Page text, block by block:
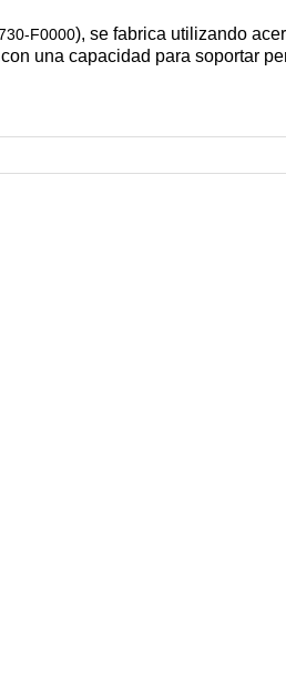
F0000), se fabrica utilizando
una capacidad para soportar